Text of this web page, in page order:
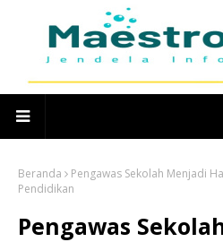
Beranda
Pengawas Sekolah Menjadi
Pendidikan
Pengawas